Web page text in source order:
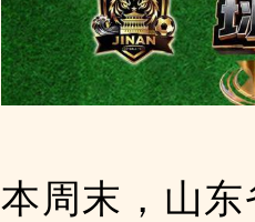
本周末，山